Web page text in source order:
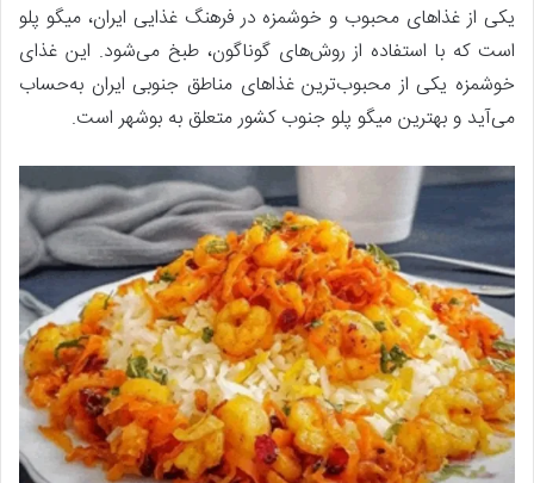
یکی از غذاهای محبوب و خوشمزه در فرهنگ غذایی ایران، میگو پلو
است که با استفاده از روش‌های گوناگون، طبخ می‌شود. این غذای
خوشمزه یکی از محبوب‌ترین غذاهای مناطق جنوبی ایران به‌حساب
می‌آید و بهترین میگو پلو جنوب کشور متعلق به بوشهر است.